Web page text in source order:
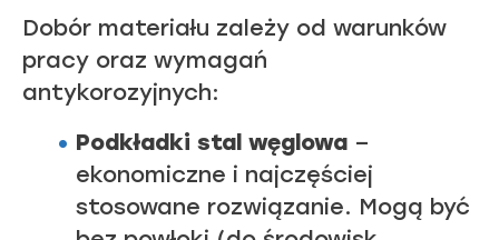
Dobór materiału zależy od warunków
pracy oraz wymagań
antykorozyjnych:
Podkładki stal węglowa –
ekonomiczne i najczęściej
stosowane rozwiązanie. Mogą być